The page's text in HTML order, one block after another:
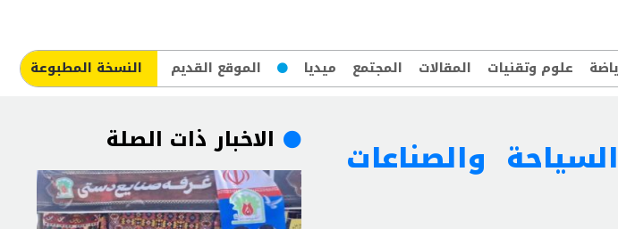
علوم وتقنيات المقالات المجتمع ميديا الموقع القديم ​النسخة المطبوعة
والصناعات
الاخبار ذات الصلة